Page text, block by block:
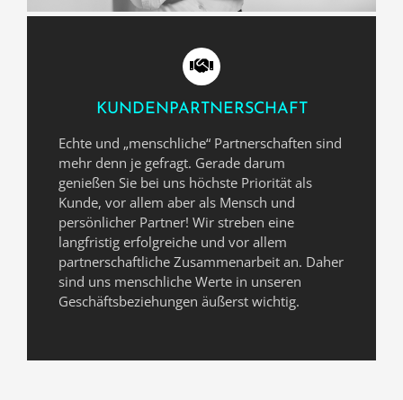
KUNDENPARTNERSCHAFT
Echte und „menschliche“ Partnerschaften sind
mehr denn je gefragt. Gerade darum
genießen Sie bei uns höchste Priorität als
Kunde, vor allem aber als Mensch und
persönlicher Partner! Wir streben eine
langfristig erfolgreiche und vor allem
partnerschaftliche Zusammenarbeit an. Daher
sind uns menschliche Werte in unseren
Geschäftsbeziehungen äußerst wichtig.